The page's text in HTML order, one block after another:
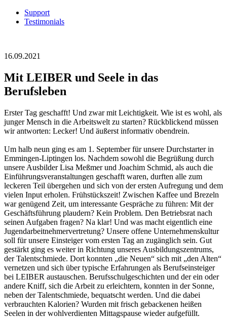
Support
Testimonials
16.09.2021
Mit LEIBER und Seele in das
Berufsleben
Erster Tag geschafft! Und zwar mit Leichtigkeit. Wie ist es wohl, als
junger Mensch in die Arbeitswelt zu starten? Rückblickend müssen
wir antworten: Lecker! Und äußerst informativ obendrein.
Um halb neun ging es am 1. September für unsere Durchstarter in
Emmingen-Liptingen los. Nachdem sowohl die Begrüßung durch
unsere Ausbilder Lisa Meßmer und Joachim Schmid, als auch die
Einführungsveranstaltungen geschafft waren, durften alle zum
leckeren Teil übergehen und sich von der ersten Aufregung und dem
vielen Input erholen. Frühstückszeit! Zwischen Kaffee und Brezeln
war genügend Zeit, um interessante Gespräche zu führen: Mit der
Geschäftsführung plaudern? Kein Problem. Den Betriebsrat nach
seinen Aufgaben fragen? Na klar! Und was macht eigentlich eine
Jugendarbeitnehmervertretung? Unsere offene Unternehmenskultur
soll für unsere Einsteiger vom ersten Tag an zugänglich sein. Gut
gestärkt ging es weiter in Richtung unseres Ausbildungszentrums,
der Talentschmiede. Dort konnten „die Neuen“ sich mit „den Alten“
vernetzen und sich über typische Erfahrungen als Berufseinsteiger
bei LEIBER austauschen. Berufsschulgeschichten und der ein oder
andere Kniff, sich die Arbeit zu erleichtern, konnten in der Sonne,
neben der Talentschmiede, bequatscht werden. Und die dabei
verbrauchten Kalorien? Wurden mit frisch gebackenen heißen
Seelen in der wohlverdienten Mittagspause wieder aufgefüllt.